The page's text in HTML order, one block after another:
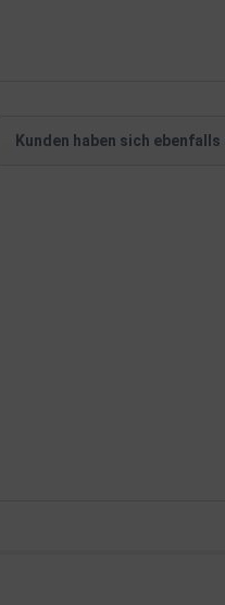
Kunden haben sich ebenfalls